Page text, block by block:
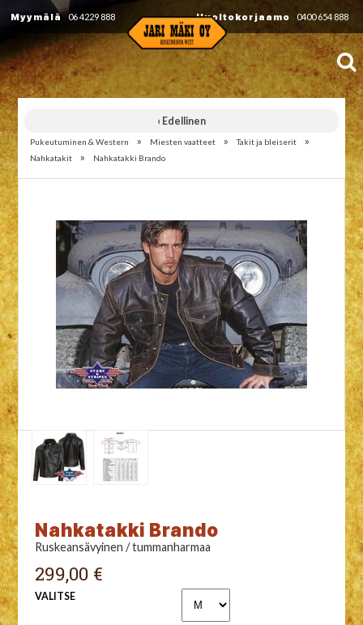
Myymälä 06 4229 888 Huoltokorjaamo 0400 654 888
‹ Edellinen
Pukeutuminen & Western » Miesten vaatteet » Takit ja bleiserit »
Nahkatakit » Nahkatakki Brando
Nahkatakki Brando
Ruskeansävyinen / tummanharmaa
299,00 €
VALITSE